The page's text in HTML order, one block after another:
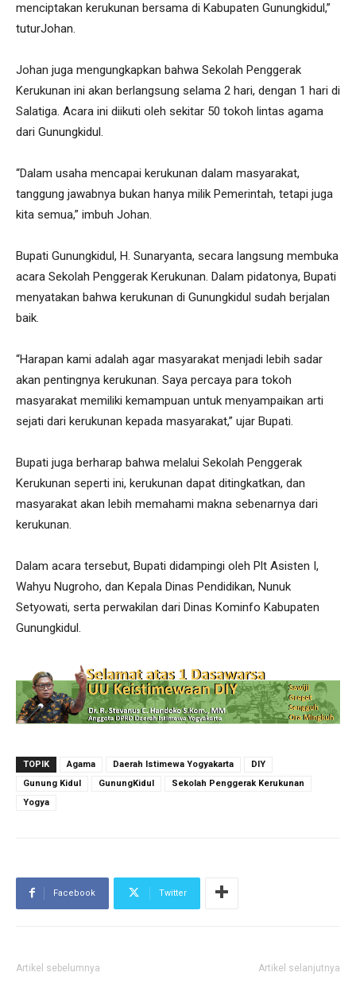
menciptakan kerukunan bersama di Kabupaten Gunungkidul,”
tuturJohan.
Johan juga mengungkapkan bahwa Sekolah Penggerak
Kerukunan ini akan berlangsung selama 2 hari, dengan 1 hari di
Salatiga. Acara ini diikuti oleh sekitar 50 tokoh lintas agama
dari Gunungkidul.
“Dalam usaha mencapai kerukunan dalam masyarakat,
tanggung jawabnya bukan hanya milik Pemerintah, tetapi juga
kita semua,” imbuh Johan.
Bupati Gunungkidul, H. Sunaryanta, secara langsung membuka
acara Sekolah Penggerak Kerukunan. Dalam pidatonya, Bupati
menyatakan bahwa kerukunan di Gunungkidul sudah berjalan
baik.
“Harapan kami adalah agar masyarakat menjadi lebih sadar
akan pentingnya kerukunan. Saya percaya para tokoh
masyarakat memiliki kemampuan untuk menyampaikan arti
sejati dari kerukunan kepada masyarakat,” ujar Bupati.
Bupati juga berharap bahwa melalui Sekolah Penggerak
Kerukunan seperti ini, kerukunan dapat ditingkatkan, dan
masyarakat akan lebih memahami makna sebenarnya dari
kerukunan.
Dalam acara tersebut, Bupati didampingi oleh Plt Asisten I,
Wahyu Nugroho, dan Kepala Dinas Pendidikan, Nunuk
Setyowati, serta perwakilan dari Dinas Kominfo Kabupaten
Gunungkidul.
TOPIK Agama Daerah Istimewa Yogyakarta
DIY
Gunung Kidul
GunungKidul
Sekolah Penggerak Kerukunan
Yogya
Facebook Twitter
Artikel sebelumnya Artikel selanjutnya